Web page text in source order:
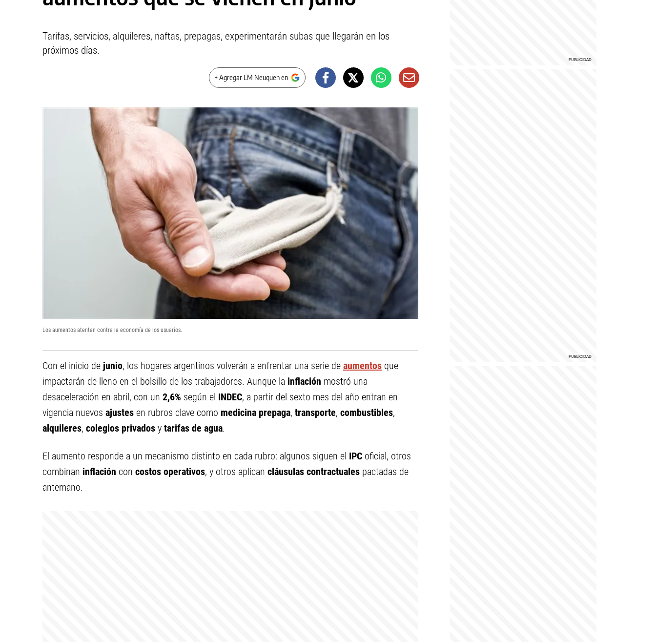
Tarifas, servicios, alquileres, naftas, prepagas, experimentarán subas que llegarán en los
próximos días.
+ Agregar LM Neuquen en
Los aumentos atentan contra la economía de los usuarios.
Con el inicio de junio, los hogares argentinos volverán a enfrentar una serie de aumentos que
impactarán de lleno en el bolsillo de los trabajadores. Aunque la inflación mostró una
desaceleración en abril, con un 2,6% según el INDEC, a partir del sexto mes del año entran en
vigencia nuevos ajustes en rubros clave como medicina prepaga, transporte, combustibles,
alquileres, colegios privados y tarifas de agua.
El aumento responde a un mecanismo distinto en cada rubro: algunos siguen el IPC oficial, otros
combinan inflación con costos operativos, y otros aplican cláusulas contractuales pactadas de
antemano.